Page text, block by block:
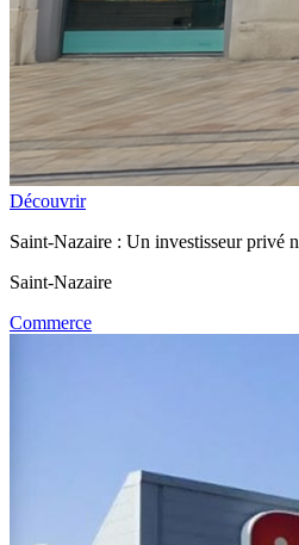
Découvrir
Saint-Nazaire : Un investisseur privé
Saint-Nazaire
Commerce